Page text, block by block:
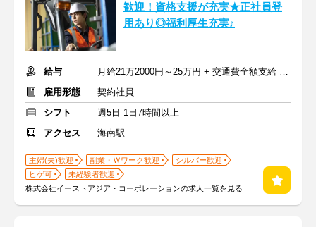
歓迎！資格支援が充実★正社員登
用あり◎福利厚生充実♪
給与
月給21万2000円～25万円 + 交通費全額支給 ※賞与年2回
雇用形態
契約社員
シフト
週5日 1日7時間以上
アクセス
海南駅
主婦(夫)歓迎 副業・Ｗワーク歓迎
シルバー歓迎
ヒゲ可
未経験者歓迎
株式会社イーストアジア・コーポレーションの求人一覧を見る